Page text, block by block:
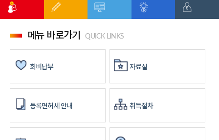
메뉴 바로가기 QUICK LINKS
회비납부 자료실
등록면허세 안내 취득절차